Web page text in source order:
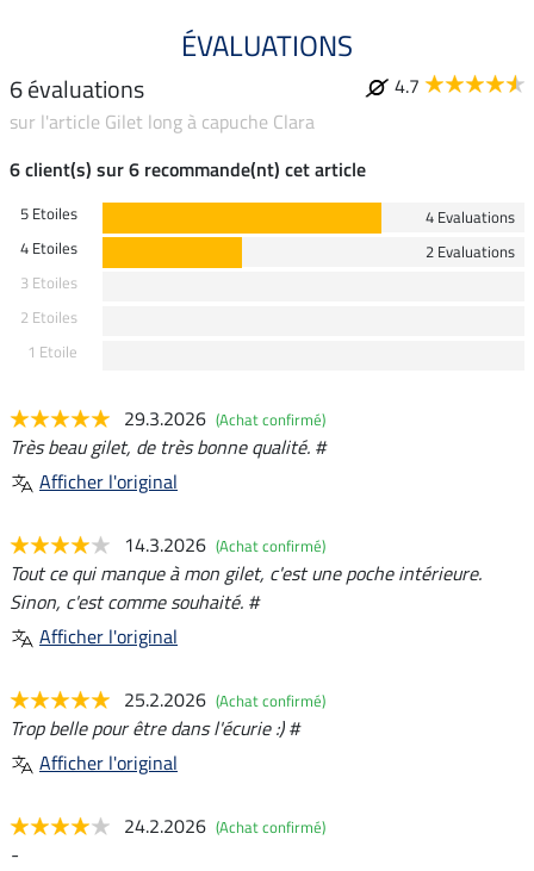
ÉVALUATIONS
6 évaluations
4.7
sur l'article Gilet long à capuche Clara
6 client(s) sur 6 recommande(nt) cet article
5 Etoiles
4 Evaluations
4 Etoiles
2 Evaluations
3 Etoiles
2 Etoiles
1 Etoile
29.3.2026 (Achat confirmé)
Très beau gilet, de très bonne qualité. #
Afficher l'original
14.3.2026 (Achat confirmé)
Tout ce qui manque à mon gilet, c'est une poche intérieure.
Sinon, c'est comme souhaité. #
Afficher l'original
25.2.2026 (Achat confirmé)
Trop belle pour être dans l'écurie :) #
Afficher l'original
24.2.2026 (Achat confirmé)
-